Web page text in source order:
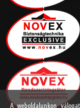
A weboldalunkon